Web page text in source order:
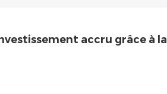
accru grâce à la